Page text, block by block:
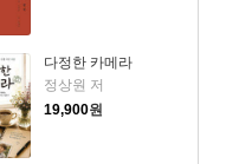
다정한 카메라
정상원 저
19,900원